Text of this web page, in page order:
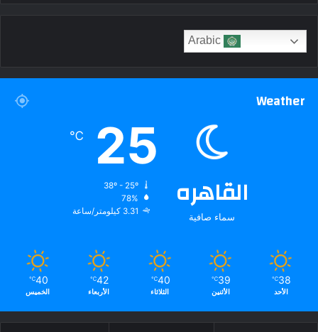
Weather
القاهره
سماء صافية
25
℃
78%
3.31 كيلومتر/ساعة
38
℃
الأحد
39
℃
الأثنين
40
℃
الثلاثاء
42
℃
الأربعاء
40
℃
الخميس